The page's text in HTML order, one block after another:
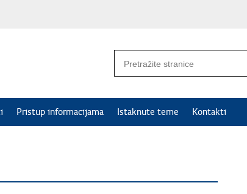
Pristup informacijama Istaknute teme Kontakti